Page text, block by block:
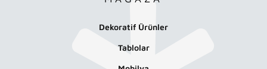
Dekoratif Ürünler
Tablolar